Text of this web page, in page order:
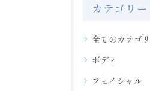
カテゴリー
全てのカテゴ
ボディ
フェイシャル